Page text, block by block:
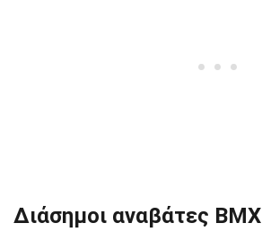
Διάσημοι αναβάτες BMX